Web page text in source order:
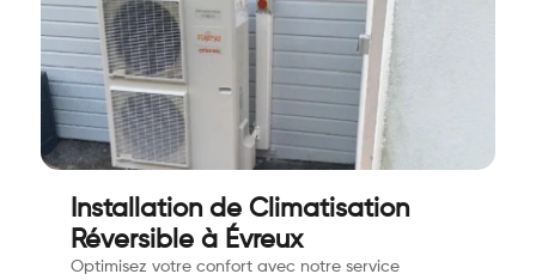
Installation de Climatisation
Réversible à Évreux
Optimisez votre confort avec notre service